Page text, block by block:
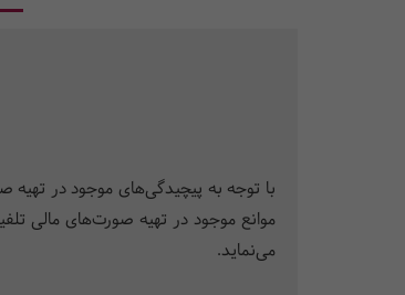
با توجه به پیچیدگی‌های موجود در تهیه
موانع موجود در تهیه صورت‌های مالی
می‌نماید.